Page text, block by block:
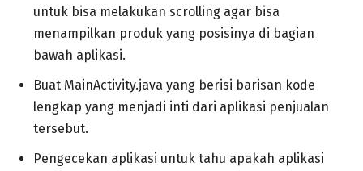
untuk bisa melakukan scrolling agar bisa
menampilkan produk yang posisinya di bagian
bawah aplikasi.
Buat MainActivity.java yang berisi barisan kode
lengkap yang menjadi inti dari aplikasi penjualan
tersebut.
Pengecekan aplikasi untuk tahu apakah aplikasi